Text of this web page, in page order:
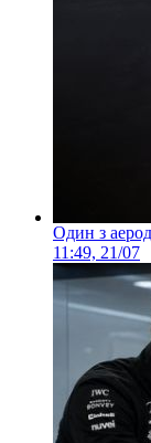
Один з
11:49, 21/07